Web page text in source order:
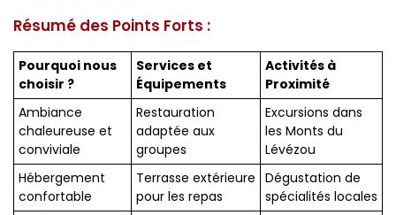
Résumé des Points Forts :
Pourquoi nous
choisir ?
Services et
Équipements
Activités à
Proximité
Ambiance
chaleureuse et
conviviale
Restauration
adaptée aux
groupes
Excursions dans
les Monts du
Lévézou
Hébergement
confortable
Terrasse extérieure
pour les repas
Dégustation de
spécialités locales